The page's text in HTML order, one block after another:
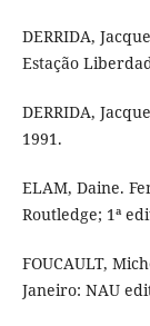
DERRIDA,
Estação
DERRIDA,
1991.
ELAM, Daine.
Routledge; 1ª
FOUCAULT,
Janeiro: NAU